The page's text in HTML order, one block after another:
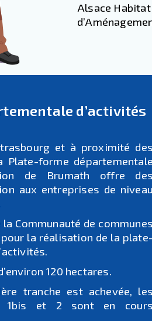
Alsace
d’activités
et à proximité des
Plate-forme départementale
de Brumath offre des
aux entreprises de niveau
Communauté de communes
la réalisation de la plate-
120 hectares.
tranche est achevée, les
1bis et 2 sont en cours